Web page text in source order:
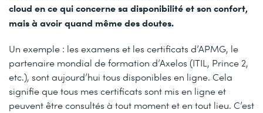
cloud en ce qui concerne sa disponibilité et son confort,
mais à avoir quand même des doutes.
Un exemple : les examens et les certificats d’APMG, le
partenaire mondial de formation d’Axelos (ITIL, Prince 2,
etc.), sont aujourd’hui tous disponibles en ligne. Cela
signifie que tous mes certificats sont mis en ligne et
peuvent être consultés à tout moment et en tout lieu. C’est